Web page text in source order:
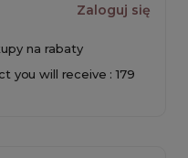
Zaloguj się
na rabaty
you will receive : 179